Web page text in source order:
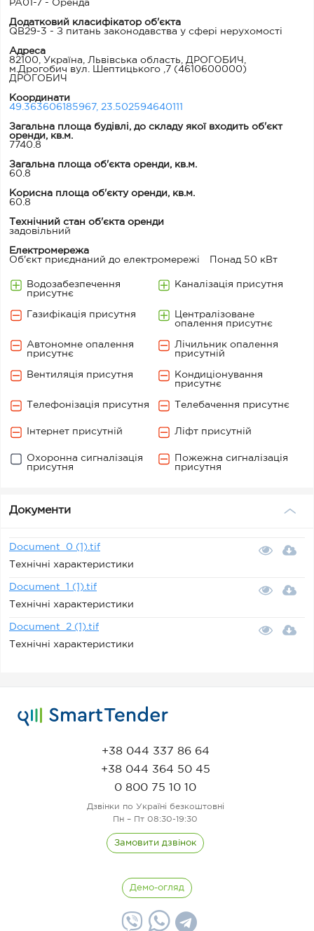
PA01-7 - Оренда
Додатковий класифікатор об'єкта
QB29-3 - З питань законодавства у сфері нерухомості
Адреса
82100, Україна, Львівська область, ДРОГОБИЧ,
м.Дрогобич вул. Шептицького ,7 (4610600000)
ДРОГОБИЧ
Координати
49.363606185967, 23.502594640111
Загальна площа будівлі, до складу якої входить об'єкт
оренди, кв.м.
7740.8
Загальна площа об'єкта оренди, кв.м.
60.8
Корисна площа об'єкту оренди, кв.м.
60.8
Технічний стан об'єкта оренди
задовільний
Електромережа
Об'єкт приєднаний до електромережі
Понад 50 кВт
Водозабезпечення
присутнє
Каналізація присутня
Газифікація присутня
Централізоване
опалення присутнє
Автономне опалення
присутнє
Лічильник опалення
присутній
Вентиляція присутня
Кондиціонування
присутнє
Телефонізація присутня Телебачення присутнє
Інтернет присутній Ліфт присутній
Охоронна сигналізація
присутня
Пожежна сигналізація
присутня
Документи
Document_0 (1).tif
Технічні характеристики
Document_1 (1).tif
Технічні характеристики
Document_2 (1).tif
Технічні характеристики
+38 044 337 86 64
+38 044 364 50 45
0 800 75 10 10
Дзвінки по Україні безкоштовні
Пн – Пт 08:30-19:30
Замовити дзвінок
Демо-огляд